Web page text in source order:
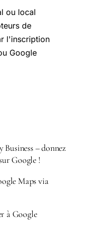
ou local
de
l'inscription
Google
– donnez
Google !
Maps via
à Google